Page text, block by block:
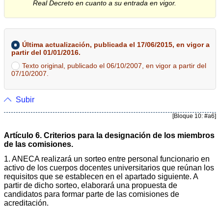
Real Decreto en cuanto a su entrada en vigor.
Última actualización, publicada el 17/06/2015, en vigor a
partir del 01/01/2016.
Texto original, publicado el 06/10/2007, en vigor a partir del
07/10/2007.
Subir
[Bloque 10: #a6]
Artículo 6. Criterios para la designación de los miembros
de las comisiones.
1. ANECA realizará un sorteo entre personal funcionario en
activo de los cuerpos docentes universitarios que reúnan los
requisitos que se establecen en el apartado siguiente. A
partir de dicho sorteo, elaborará una propuesta de
candidatos para formar parte de las comisiones de
acreditación.